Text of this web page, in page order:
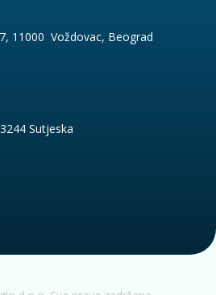
11000 Voždovac, Beograd
Sutjeska